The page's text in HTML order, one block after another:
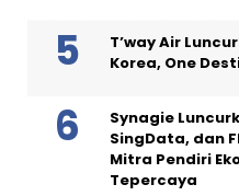
T’way Air
Korea, One
Synagie
SingData, dan
Mitra Pendiri
Tepercaya